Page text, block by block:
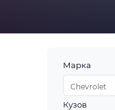
Марка
Chevrolet
Кузов